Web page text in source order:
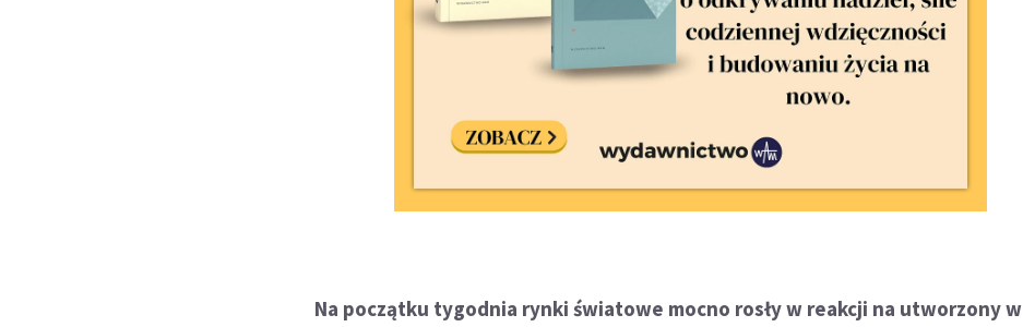
Na początku tygodnia rynki światowe mocno rosły w reakcji na utworzony w